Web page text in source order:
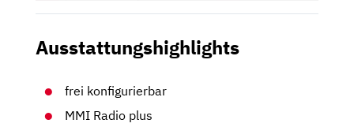
Ausstattungshighlights
frei konfigurierbar
MMI Radio plus